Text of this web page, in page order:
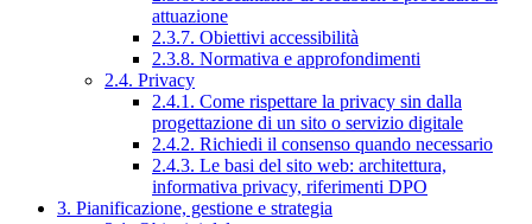
attuazione
2.3.7. Obiettivi accessibilità
2.3.8. Normativa e approfondimenti
2.4. Privacy
2.4.1. Come rispettare la privacy sin dalla
progettazione di un sito o servizio digitale
2.4.2. Richiedi il consenso quando necessario
2.4.3. Le basi del sito web: architettura,
informativa privacy, riferimenti DPO
3. Pianificazione, gestione e strategia